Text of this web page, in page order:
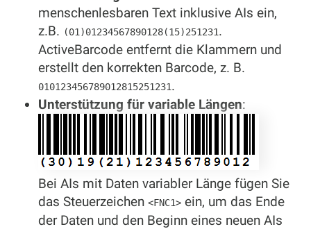
menschenlesbaren Text inklusive AIs ein,
z.B. (01)01234567890128(15)251231.
ActiveBarcode entfernt die Klammern und
erstellt den korrekten Barcode, z. B.
010123456789012815251231.
Unterstützung für variable Längen:
Bei AIs mit Daten variabler Länge fügen Sie
das Steuerzeichen <FNC1> ein, um das Ende
der Daten und den Beginn eines neuen AIs